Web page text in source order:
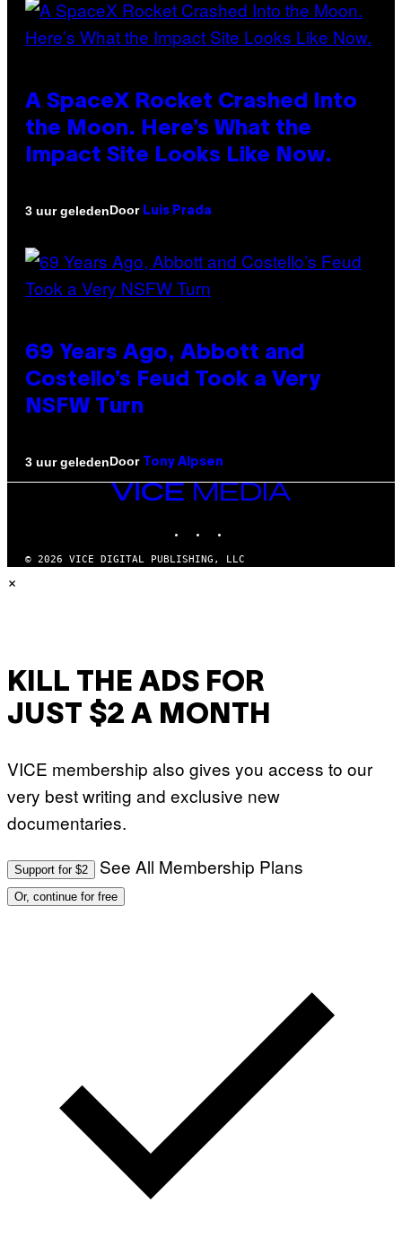
A SpaceX Rocket Crashed Into
the Moon. Here’s What the
Impact Site Looks Like Now.
3 uur geledenDoor Luis Prada
69 Years Ago, Abbott and
Costello’s Feud Took a Very
NSFW Turn
3 uur geledenDoor Tony Alpsen
VICE
© 2026 VICE DIGITAL PUBLISHING, LLC
×
KILL THE ADS FOR
JUST $2 A MONTH
VICE membership also gives you access to our
very best writing and exclusive new
documentaries.
Support for $2 See All Membership Plans
Or, continue for free